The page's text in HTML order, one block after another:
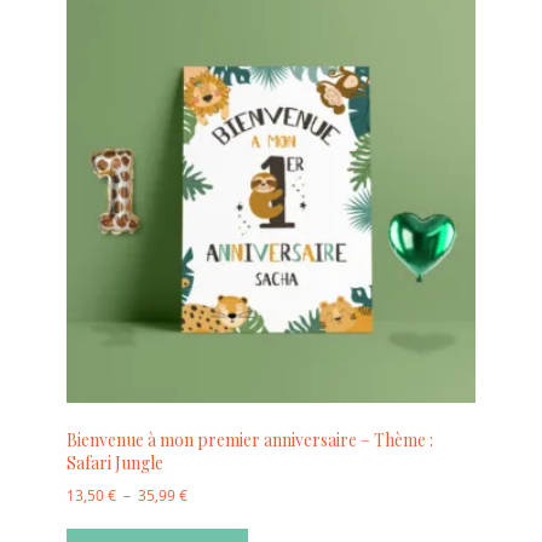
Bienvenue à mon premier anniversaire – Thème :
Safari Jungle
13,50€ – 35,99€